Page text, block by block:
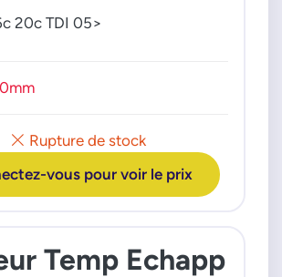
Rupture de stock
vous pour voir le prix
20c TDI 05>
Temp Echapp